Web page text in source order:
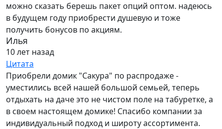
можно сказать берешь пакет опций оптом. надеюсь
в будущем году приобрести душевую и тоже
получить бонусов по акциям.
Илья
10 лет назад
Цитата
Приобрели домик "Сакура" по распродаже -
уместились всей нашей большой семьей, теперь
отдыхать на даче это не чистом поле на табуретке, а
в своем настоящем домике! Спасибо компании за
индивидуальный подход и широту ассортимента.